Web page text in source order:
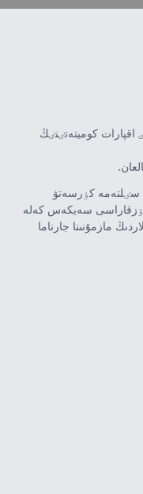
اقپارات كوميتەتٸنٸڭ
سٸلتەمە كٶرسەتۋ
كٶزقاراسى سەيكەس كەلە
مازمۇنىنا جارناما